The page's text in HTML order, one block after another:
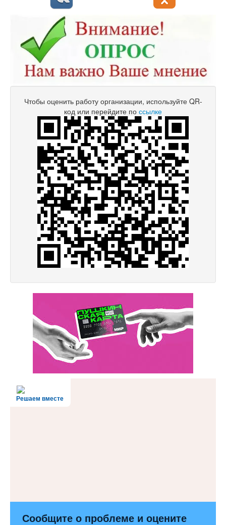
Чтобы оценить работу организации, используйте QR-
код или перейдите по ссылке
Решаем вместе
Сообщите о проблеме и оцените